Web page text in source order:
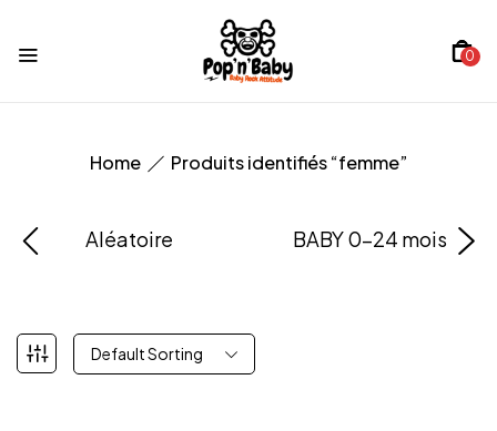
0
Home Produits identifiés “femme”
Aléatoire BABY 0-24 mois
Default Sorting